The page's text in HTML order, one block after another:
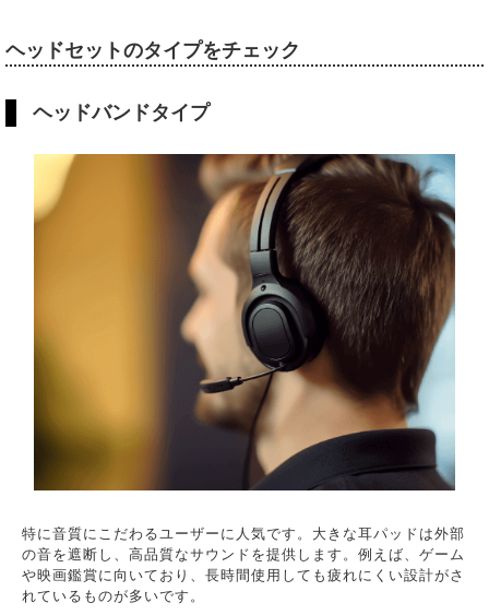
ヘッドセットのタイプをチェック
ヘッドバンドタイプ
特に音質にこだわるユーザーに人気です。大きな耳パッドは外部
の音を遮断し、高品質なサウンドを提供します。例えば、ゲーム
や映画鑑賞に向いており、長時間使用しても疲れにくい設計がさ
れているものが多いです。